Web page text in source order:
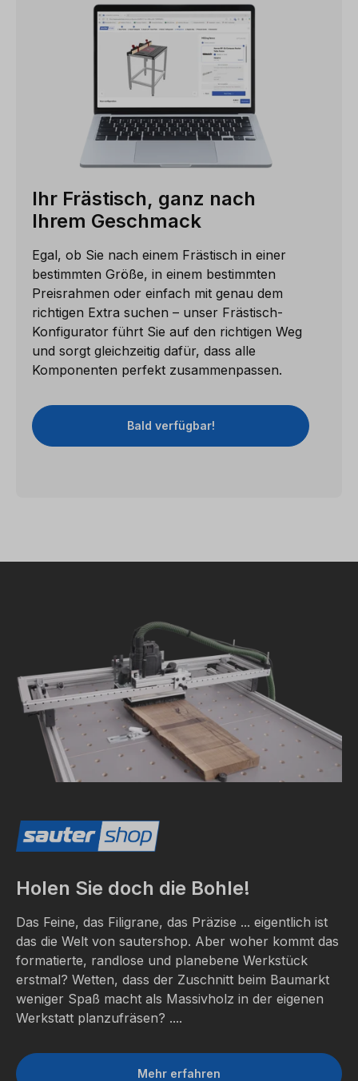
Ihr Frästisch, ganz nach
Ihrem Geschmack
Egal, ob Sie nach einem Frästisch in einer
bestimmten Größe, in einem bestimmten
Preisrahmen oder einfach mit genau dem
richtigen Extra suchen – unser Frästisch-
Konfigurator führt Sie auf den richtigen Weg
und sorgt gleichzeitig dafür, dass alle
Komponenten perfekt zusammenpassen.
Bald verfügbar!
Holen Sie doch die Bohle!
Das Feine, das Filigrane, das Präzise ... eigentlich ist
das die Welt von sautershop. Aber woher kommt das
formatierte, randlose und planebene Werkstück
erstmal? Wetten, dass der Zuschnitt beim Baumarkt
weniger Spaß macht als Massivholz in der eigenen
Werkstatt planzufräsen? ....
Mehr erfahren